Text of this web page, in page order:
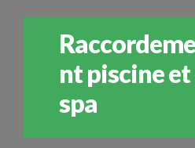
Raccordeme
nt piscine et
spa